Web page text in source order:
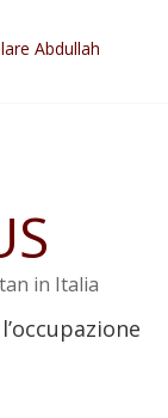
trasformata in
Abdullah
sotto minaccia
ostacolerebbe
crimini di guerra
in Italia